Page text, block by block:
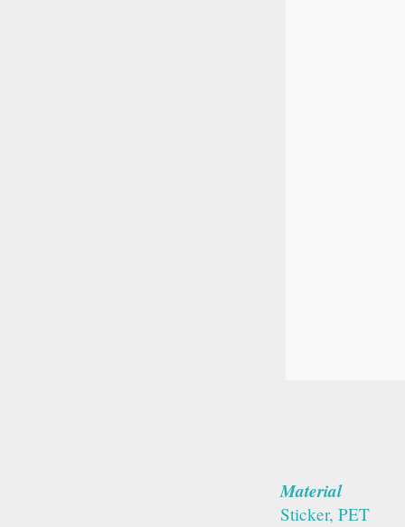
Material
Sticker, PET